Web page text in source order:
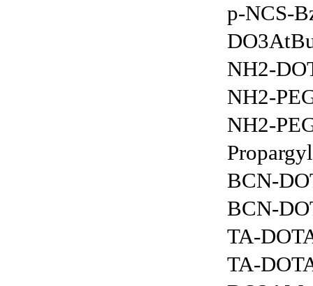
p-NCS-
NH2-
NH2-
NH2-
BCN-
BCN-
TA-
TA-